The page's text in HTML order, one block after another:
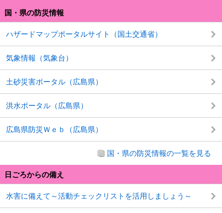
国・県の防災情報
ハザードマップポータルサイト（国土交通省）
気象情報（気象台）
土砂災害ポータル（広島県）
洪水ポータル（広島県）
広島県防災Ｗｅｂ（広島県）
国・県の防災情報の一覧を見る
日ごろからの備え
水害に備えて～活動チェックリストを活用しましょう～